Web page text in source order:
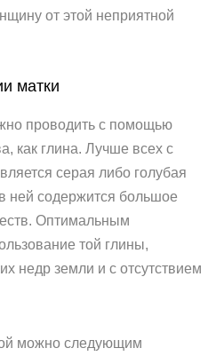
от этой неприятной
матки
проводить с помощью
как глина. Лучше всех с
серая либо голубая
ней содержится большое
Оптимальным
той глины,
недр земли и с отсутствием
можно следующим